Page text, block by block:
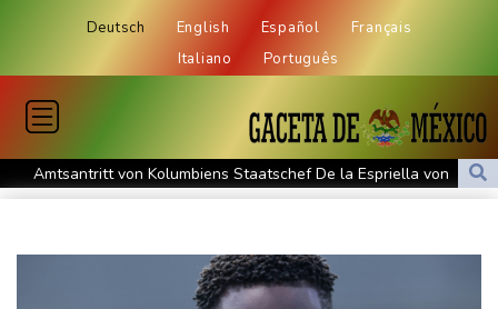
Deutsch English Español
Français
Italiano
Português
Amtsantritt von Kolumbiens Staatschef De la Espriella von
Gewalt überschattet
Taifun "Dolphin": Flugausfälle, Evakuierung und höchste